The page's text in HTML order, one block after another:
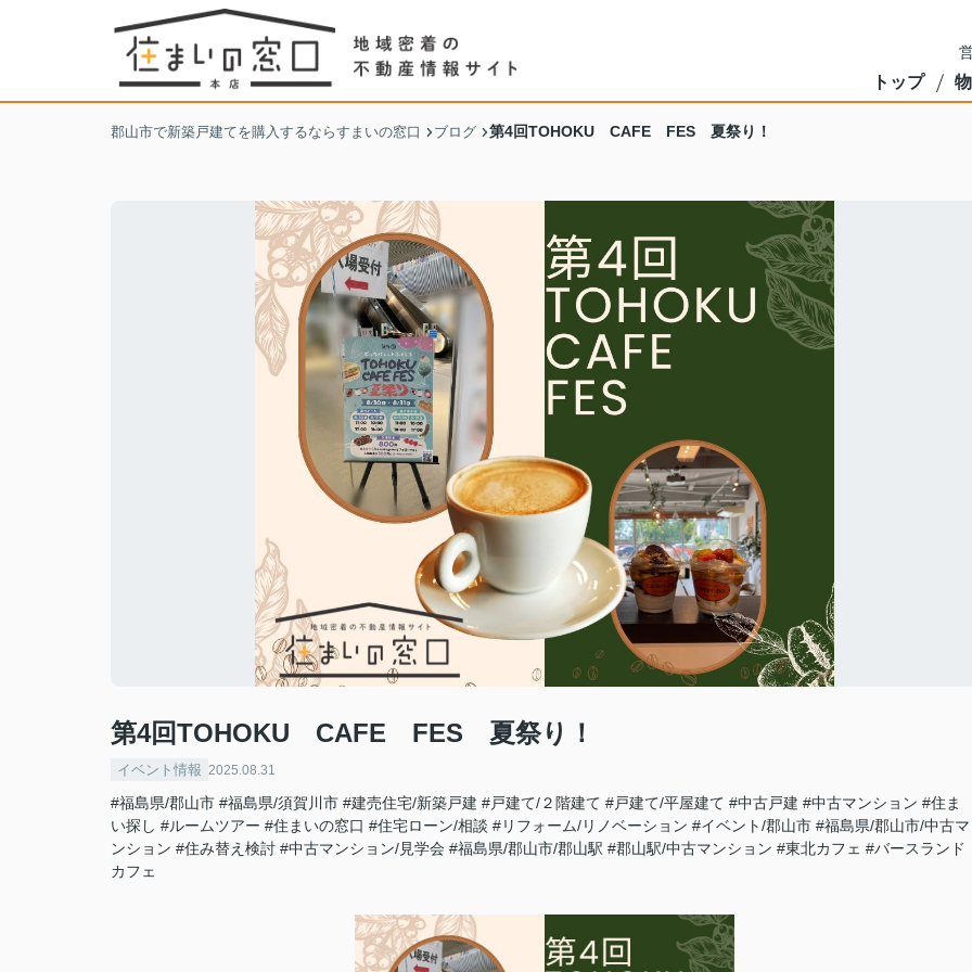
トップ
郡山市で新築戸建てを購入するならすまいの窓口 ブログ 第4回TOHOKU CAFE FES 夏祭り！
第4回TOHOKU CAFE FES 夏祭り！
イベント情報 2025.08.31
#福島県/郡山市 #福島県/須賀川市 #建売住宅/新築戸建 #戸建て/２階建て #戸建て/平屋建て #中古戸建 #中古マンション #住ま
い探し #ルームツアー #住まいの窓口 #住宅ローン/相談 #リフォーム/リノベーション #イベント/郡山市 #福島県/郡山市/中古マ
ンション #住み替え検討 #中古マンション/見学会 #福島県/郡山市/郡山駅 #郡山駅/中古マンション #東北カフェ #バースランド
カフェ